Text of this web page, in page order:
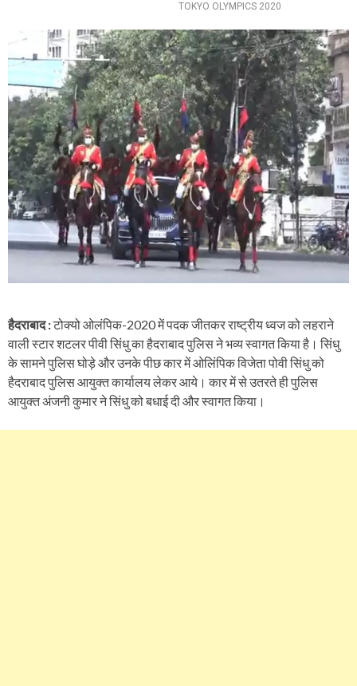
TOKYO OLYMPICS 2020
हैदराबाद :टोक्यो ओलंपिक-2020 में पदक जीतकर राष्ट्रीय ध्वज को लहराने
वाली स्टार शटलर पीवी सिंधु का हैदराबाद पुलिस ने भव्य स्वागत किया है। सिंधु
के सामने पुलिस घोड़े और उनके पीछ कार में ओलिंपिक विजेता पोवी सिंधु को
हैदराबाद पुलिस आयुक्त कार्यालय लेकर आये। कार में से उतरते ही पुलिस
आयुक्त अंजनी कुमार ने सिंधु को बधाई दी और स्वागत किया।